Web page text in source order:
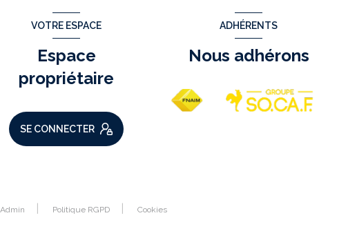
VOTRE ESPACE
Espace
propriétaire
SE CONNECTER
ADHÉRENTS
Nous adhérons
Admin Politique RGPD Cookies